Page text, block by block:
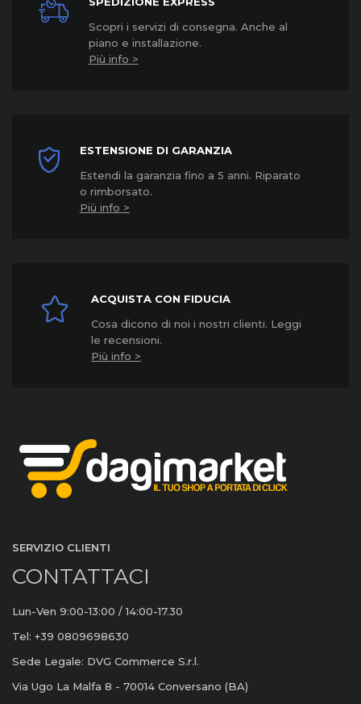
Scopri i servizi di consegna. Anche al
piano e installazione.
Più info >
ESTENSIONE DI GARANZIA
Estendi la garanzia fino a 5 anni. Riparato
o rimborsato.
Più info >
ACQUISTA CON FIDUCIA
Cosa dicono di noi i nostri clienti. Leggi
le recensioni.
Più info >
SERVIZIO CLIENTI
CONTATTACI
Lun-Ven 9:00-13:00 / 14:00-17.30
Tel: +39 0809698630
Sede Legale: DVG Commerce S.r.l.
Via Ugo La Malfa 8 - 70014 Conversano (BA)